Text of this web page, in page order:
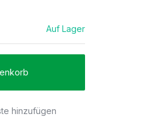
Auf Lager